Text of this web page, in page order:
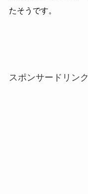
たそうです。
スポンサードリンク